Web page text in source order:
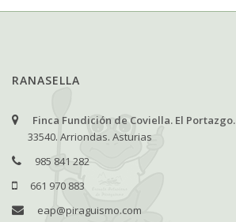
RANASELLA
Finca Fundición de Coviella. El Portazgo.
33540. Arriondas. Asturias
985 841 282
661 970 883
eap@piraguismo.com